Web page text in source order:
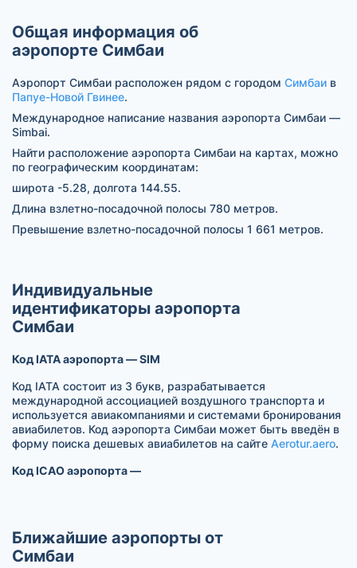
Общая информация об
аэропорте Симбаи
Аэропорт Симбаи расположен рядом с городом Симбаи в
Папуе-Новой Гвинее.
Международное написание названия аэропорта Симбаи —
Simbai.
Найти расположение аэропорта Симбаи на картах, можно
по географическим координатам:
широта -5.28, долгота 144.55.
Длина взлетно-посадочной полосы 780 метров.
Превышение взлетно-посадочной полосы 1 661 метров.
Индивидуальные
идентификаторы аэропорта
Симбаи
Код IATA аэропорта — SIM
Код IATA состоит из 3 букв, разрабатывается
международной ассоциацией воздушного транспорта и
используется авиакомпаниями и системами бронирования
авиабилетов. Код аэропорта Симбаи может быть введён в
форму поиска дешевых авиабилетов на сайте Aerotur.aero.
Код ICAO аэропорта —
Ближайшие аэропорты от
Симбаи